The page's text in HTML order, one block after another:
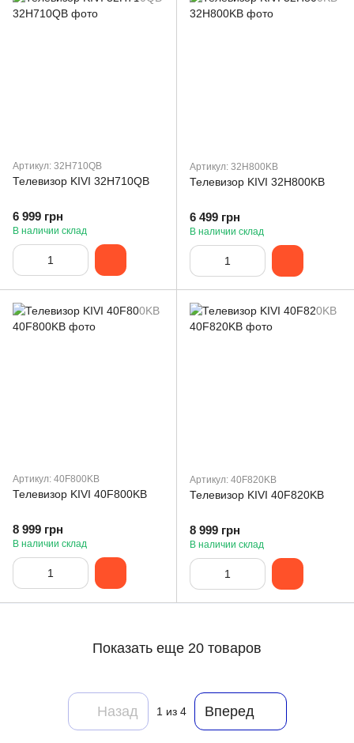
Артикул: 32H710QB
Телевизор KIVI 32H710QB
6 999 грн
В наличии склад
Артикул: 32H800KB
Телевизор KIVI 32H800KB
6 499 грн
В наличии склад
Артикул: 40F800KB
Телевизор KIVI 40F800KB
8 999 грн
В наличии склад
Артикул: 40F820KB
Телевизор KIVI 40F820KB
8 999 грн
В наличии склад
Показать еще 20 товаров
Назад 1 из 4 Вперед